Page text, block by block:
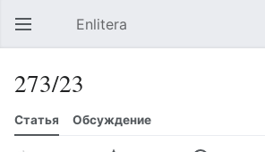
Открыть главное меню Enlitera
273/23
Статья Обсуждение